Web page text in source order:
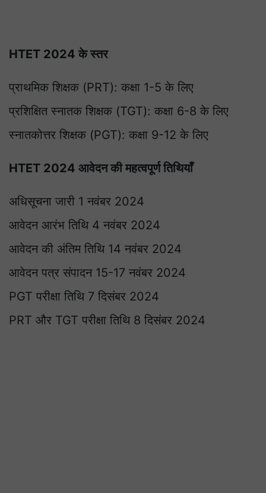
HTET 2024 के स्तर
प्राथमिक शिक्षक (PRT): कक्षा 1-5 के लिए
प्रशिक्षित स्नातक शिक्षक (TGT): कक्षा 6-8 के लिए
स्नातकोत्तर शिक्षक (PGT): कक्षा 9-12 के लिए
HTET 2024 आवेदन की महत्वपूर्ण तिथियाँ
अधिसूचना जारी 1 नवंबर 2024
आवेदन आरंभ तिथि 4 नवंबर 2024
आवेदन की अंतिम तिथि 14 नवंबर 2024
आवेदन पत्र संपादन 15-17 नवंबर 2024
PGT परीक्षा तिथि 7 दिसंबर 2024
PRT और TGT परीक्षा तिथि 8 दिसंबर 2024